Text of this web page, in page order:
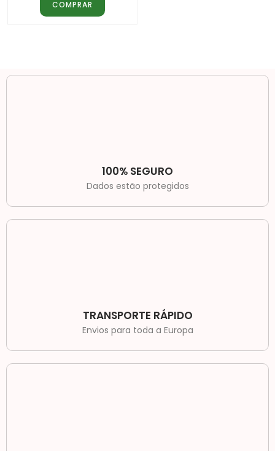
4.00de 5
COMPRAR
100% SEGURO
Dados estão protegidos
TRANSPORTE RÁPIDO
Envios para toda a Europa